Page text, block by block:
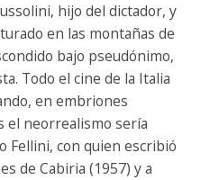
hijo del dictador, y
en las montañas de
bajo pseudónimo,
Todo el cine de la Italia
en embriones
el neorrealismo sería
Fellini, con quien escribió
de Cabiria (1957) y a